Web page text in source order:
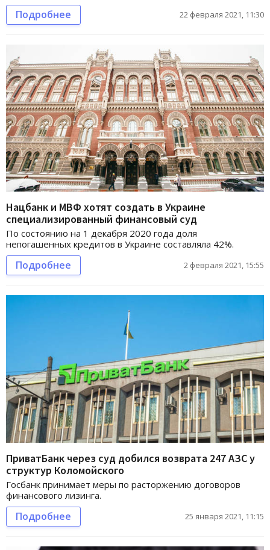
Подробнее 22 февраля 2021, 11:30
Нацбанк и МВФ хотят создать в Украине
специализированный финансовый суд
По состоянию на 1 декабря 2020 года доля
непогашенных кредитов в Украине составляла 42%.
Подробнее 2 февраля 2021, 15:55
ПриватБанк через суд добился возврата 247 АЗС у
структур Коломойского
Госбанк принимает меры по расторжению договоров
финансового лизинга.
Подробнее 25 января 2021, 11:15